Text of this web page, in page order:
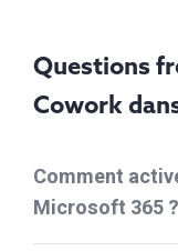
Questions
Cowork
Comment
Microsoft 365 ?